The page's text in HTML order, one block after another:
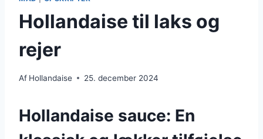
Hollandaise til laks og
rejer
Af Hollandaise 25. december 2024
Hollandaise sauce: En